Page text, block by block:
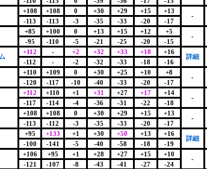
+108 +108 0 +30 +29 +15 +13
-
-113 -113 -3 -35 -33 -20 -17
+85 +100 0 +13 +15 +12 +5
-
-95 -110 -5 -21 -25 -20 -15
+112 - +2 +32 +33 +18 +16
詳細
-112 - -2 -32 -33 -18 -16
+110 +109 0 +30 +25 +10 +8
-
-120 -117 -10 -40 -33 -20 -17
+112 +110 +1 +31 +27 +17 +14
-
-117 -114 -4 -36 -31 -22 -18
+108 +108 0 +30 +29 +15 +13
-
-113 -112 -3 -35 -33 -20 -17
+95 +133 +1 +30 +50 +13 +16
詳細
-100 -141 -5 -40 -58 -18 -19
+106 +95 +1 +28 +27 +15 +10
-
-121 -107 -8 -43 -41 -27 -24